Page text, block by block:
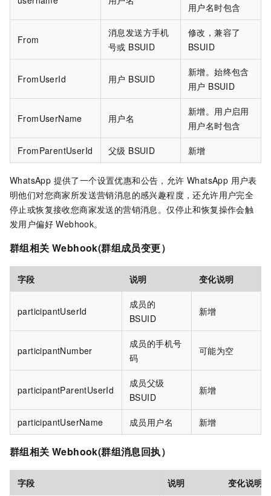
用户名时包含
From
消息发送方手机
号或 BSUID
修改，兼容了
BSUID
FromUserId 用户 BSUID
新增。始终包含
用户 BSUID
FromUserName 用户名
新增。用户启用
用户名时包含
FromParentUserId 父级 BSUID 新增
WhatsApp 提供了一个设置优惠和公告，允许 WhatsApp 用户表
明他们对您商家所发送营销消息的感兴趣程度，还允许用户完全
停止或恢复接收您商家发送的营销消息。仅停止和恢复操作会触
发用户偏好 Webhook。
群组相关 Webhook(群组成员变更）
字段 说明 变化说明
participantUserId
成员的
BSUID
新增
participantNumber
成员的手机号
码
可能为空
participantParentUserId
成员父级
BSUID
新增
participantUserName 成员用户名 新增
群组相关 Webhook(群组消息回执）
字段 说明 变化说明